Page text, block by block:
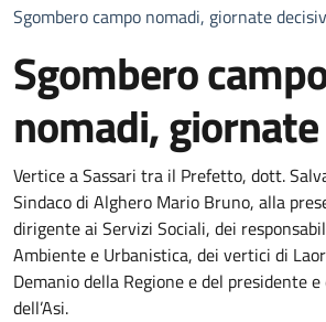
Sgombero campo nomadi, giornate
Sgombero
nomadi,
Dettagli della notizia
Vertice a Sassari tra il Prefetto, dott.
Sindaco di Alghero Mario Bruno, alla
dirigente ai Servizi Sociali, dei
Ambiente e Urbanistica, dei vertici di
Demanio della Regione e del presidente
dell’Asi.